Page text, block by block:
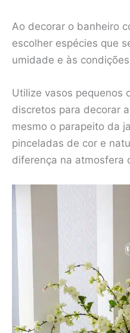
Ao decorar o banheiro
escolher espécies que
umidade e às
Utilize vasos pequenos
discretos para decorar
mesmo o parapeito da
pinceladas de cor e
diferença na atmosfera